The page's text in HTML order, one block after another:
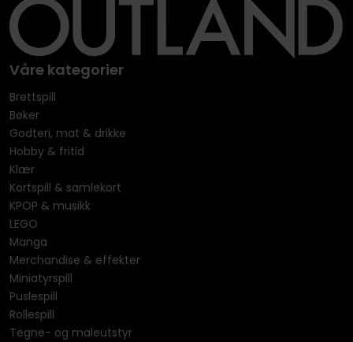
Våre kategorier
Brettspill
Bøker
Godteri, mat & drikke
Hobby & fritid
Klær
Kortspill & samlekort
KPOP & musikk
LEGO
Manga
Merchandise & effekter
Miniatyrspill
Puslespill
Rollespill
Tegne- og maleutstyr